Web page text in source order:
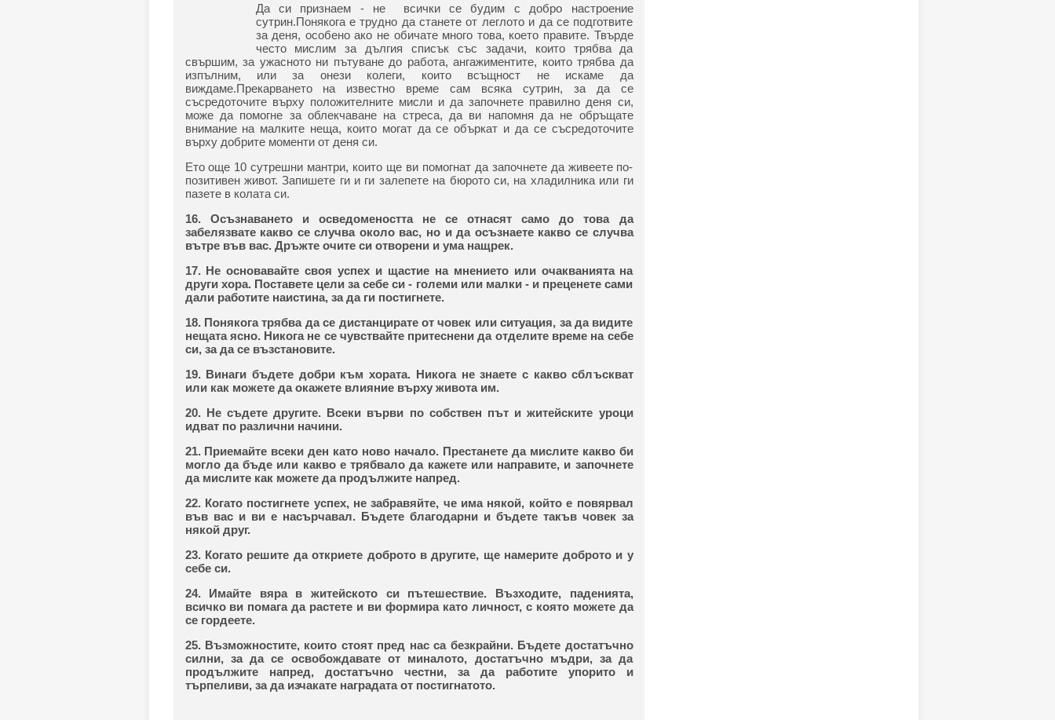
Да си признаем - не всички се будим с добро настроение
сутрин.Понякога е трудно да станете от леглото и да се подготвите
за деня, особено ако не обичате много това, което правите. Твърде
често мислим за дългия списък със задачи, които трябва да
свършим, за ужасното ни пътуване до работа, ангажиментите, които трябва да
изпълним, или за онези колеги, които всъщност не искаме да
виждаме.Прекарването на известно време сам всяка сутрин, за да се
съсредоточите върху положителните мисли и да започнете правилно деня си,
може да помогне за облекчаване на стреса, да ви напомня да не обръщате
внимание на малките неща, които могат да се объркат и да се съсредоточите
върху добрите моменти от деня си.
Ето още 10 сутрешни мантри, които ще ви помогнат да започнете да живеете по-
позитивен живот. Запишете ги и ги залепете на бюрото си, на хладилника или ги
пазете в колата си.
16. Осъзнаването и осведомеността не се отнасят само до това да
забелязвате какво се случва около вас, но и да осъзнаете какво се случва
вътре във вас. Дръжте очите си отворени и ума нащрек.
17. Не основавайте своя успех и щастие на мнението или очакванията на
други хора. Поставете цели за себе си - големи или малки - и преценете сами
дали работите наистина, за да ги постигнете.
18. Понякога трябва да се дистанцирате от човек или ситуация, за да видите
нещата ясно. Никога не се чувствайте притеснени да отделите време на себе
си, за да се възстановите.
19. Винаги бъдете добри към хората. Никога не знаете с какво сблъскват
или как можете да окажете влияние върху живота им.
20. Не съдете другите. Всеки върви по собствен път и житейските уроци
идват по различни начини.
21. Приемайте всеки ден като ново начало. Престанете да мислите какво би
могло да бъде или какво е трябвало да кажете или направите, и започнете
да мислите как можете да продължите напред.
22. Когато постигнете успех, не забравяйте, че има някой, който е повярвал
във вас и ви е насърчавал. Бъдете благодарни и бъдете такъв човек за
някой друг.
23. Когато решите да откриете доброто в другите, ще намерите доброто и у
себе си.
24. Имайте вяра в житейското си пътешествие. Възходите, паденията,
всичко ви помага да растете и ви формира като личност, с която можете да
се гордеете.
25. Възможностите, които стоят пред нас са безкрайни. Бъдете достатъчно
силни, за да се освобождавате от миналото, достатъчно мъдри, за да
продължите напред, достатъчно честни, за да работите упорито и
търпеливи, за да изчакате наградата от постигнатото.